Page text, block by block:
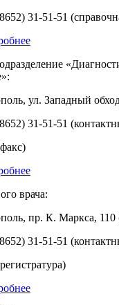
31-51-51
ул. Западный
31-51-51
врача:
пр. К. Маркса,
31-51-51